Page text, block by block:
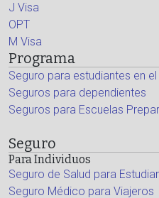
J Visa
OPT
M Visa
Programa
Seguro para estudiantes en
Seguros para dependientes
Seguros para Escuelas
Seguro
Para Individuos
Seguro de Salud para
Seguro Médico para Viajeros